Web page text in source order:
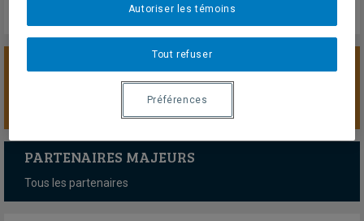
SOUTENIR LA CHAIRE
PARTENAIRES MAJEURS
Tous les partenaires
Tout refuser
Autoriser les témoins
Préférences